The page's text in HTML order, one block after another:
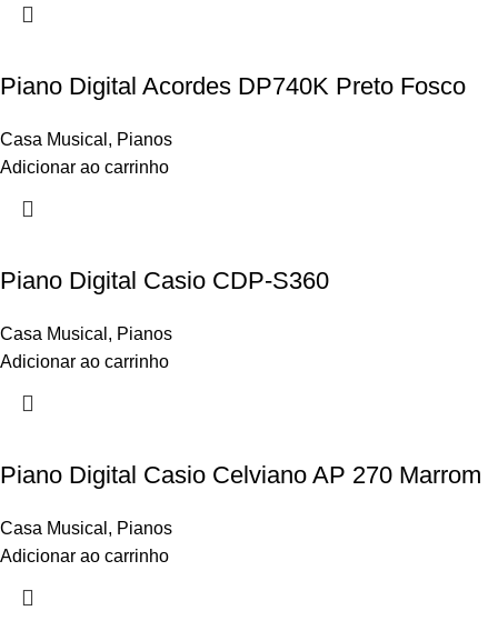
Piano Digital Acordes DP740K Preto Fosco
Casa Musical , Pianos
Adicionar ao carrinho
Piano Digital Casio CDP-S360
Casa Musical , Pianos
Adicionar ao carrinho
Piano Digital Casio Celviano AP 270 Marrom
Casa Musical , Pianos
Adicionar ao carrinho